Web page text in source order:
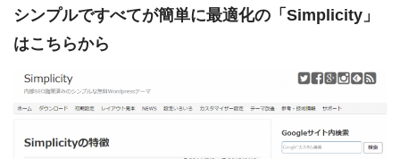
シンプルですべてが簡単に最適化の「Simplicity」
はこちらから